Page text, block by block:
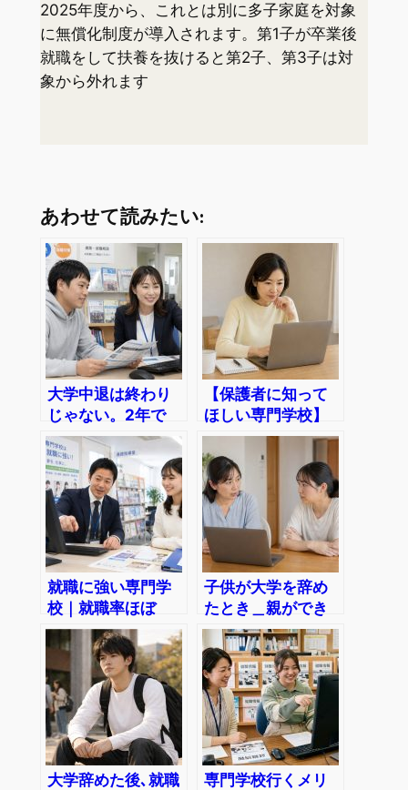
2025年度から、これとは別に多子家庭を対象
に無償化制度が導入されます。第1子が卒業後
就職をして扶養を抜けると第2子、第3子は対
象から外れます
あわせて読みたい:
大学中退は終わり
じゃない。2年で
「企業が欲しがる
人材｣になる
【保護者に知って
ほしい専門学校】
環境・学費・資
格・就職
就職に強い専門学
校｜就職率ほぼ
100％を支えてい
る仕組み
子供が大学を辞め
たとき＿親ができ
ること、本人がで
きること
大学辞めた後､就職
専門学校行くメリ